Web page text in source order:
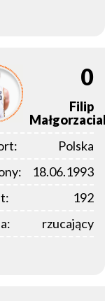
0
Filip
Polska
18.06.1993
192
rzucający